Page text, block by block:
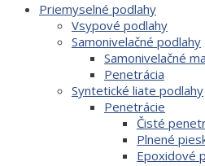
Priemyselné podlahy
Vsypové podlahy
Samonivelačné podlahy
Samonivelačné
Penetrácia
Syntetické liate podlahy
Penetrácie
Čisté
Plnené
Epoxidové